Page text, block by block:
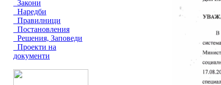
Закони
Наредби
Правилници
Постановления
Решения, Заповеди
Проекти на
документи